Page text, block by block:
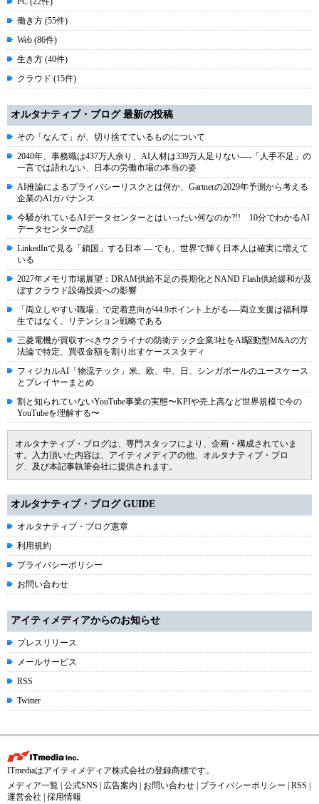
働き方 (55件)
Web (86件)
生き方 (40件)
クラウド (15件)
オルタナティブ・ブログ 最新の投稿
その「なんて」が、切り捨てているものについて
2040年、事務職は437万人余り、AI人材は339万人足りない----「人手不足」の
一言では語れない、日本の労働市場の本当の姿
AI推論によるプライバシーリスクとは何か、Gartnerの2029年予測から考える
企業のAIガバナンス
今騒がれているAIデータセンターとはいったい何なのか?!! 10分でわかるAI
データセンターの話
LinkedInで見る「鎖国」する日本 ― でも、世界で輝く日本人は確実に増えて
いる
2027年メモリ市場展望：DRAM供給不足の長期化とNAND Flash供給緩和が及
ぼすクラウド設備投資への影響
「両立しやすい職場」で定着意向が44.9ポイント上がる----両立支援は福利厚
生ではなく、リテンション戦略である
三菱電機が買収すべきウクライナの防衛テック企業3社をAI駆動型M&Aの方
法論で特定、買収金額を割り出すケーススタディ
フィジカルAI「物流テック」米、欧、中、日、シンガポールのユースケース
とプレイヤーまとめ
割と知られていないYouTube事業の実態〜KPIや売上高など世界規模で今の
YouTubeを理解する〜
オルタナティブ・ブログは、専門スタッフにより、企画・構成されていま
す。入力頂いた内容は、アイティメディアの他、オルタナティブ・ブロ
グ、及び本記事執筆会社に提供されます。
オルタナティブ・ブログ GUIDE
オルタナティブ・ブログ憲章
利用規約
プライバシーポリシー
お問い合わせ
アイティメディアからのお知らせ
プレスリリース
メールサービス
RSS
Twitter
ITmediaはアイティメディア株式会社の登録商標です。
メディア一覧 公式SNS 広告案内 お問い合わせ プライバシーポリシー RSS
運営会社
採用情報